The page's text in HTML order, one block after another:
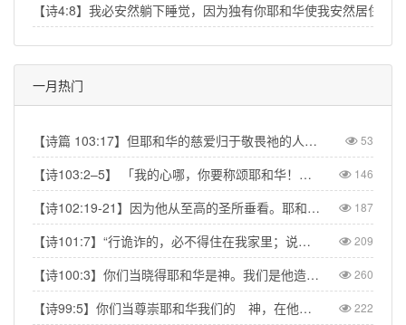
【诗4:8】我必安然躺下睡觉，因为独有你耶和华使我安然居住。
一月热门
【诗篇 103:17】但耶和华的慈爱归于敬畏祂的人，从亘古到永远；祂的公义也归于子子孙孙。【Psalm 103:17】But from everlasting to everlasting the LORD's love is with those who fear him, and his righteousness with their children's children. 53
【诗103:2–5】 「我的心哪，你要称颂耶和华！不可忘记祂的一切恩惠！祂赦免你的一切罪孽，医治你的一切疾病。祂救赎你的命脱离死亡，以仁爱和慈悲为你的冠冕。祂用美物使你所愿的得以满足，以致你如鹰返老还童。」【Psa 103:2–5】“Praise the LORD, my soul, and forget not all his benefits—who forgives all your sins and heals all your diseases, who redeems your life from the pit and crowns you with love and compassion, who satisfies your desires with good things so that your youth is renewed like the eagle's.” 146
【诗102:19-21】因为他从至高的圣所垂看。耶和华从天向地观察，要垂听被囚之人的叹息，要释放将要死的人，使人在锡安传扬耶和华的名，在耶路撒冷传扬赞美他的话，【Psa 102:19-21】“The Lord looked down from his sanctuary on high, from heaven he viewed the earth, to hear the groans of the prisoners and release those condemned to death.” So the name of the Lord will be declared in Zion and his praise in Jerusalem 187
【诗101:7】“行诡诈的，必不得住在我家里；说谎话的，必不得立在我眼前。”【Psa 101:7】“No one who practices deceit will dwell in my house; no one who speaks falsely will stand in my presence.” 209
【诗100:3】你们当晓得耶和华是神。我们是他造的，也是属他的；我们是他的民，也是他草场的羊。【Psa 100:3】Know that the Lord is God. It is He who made us, and we are His; we are His people, the sheep of His pasture. 260
【诗99:5】你们当尊崇耶和华我们的 神，在他脚凳前下拜。他本为圣！【Psa 99:5】Exalt the LORD our God and worship at his footstool; he is holy! 222